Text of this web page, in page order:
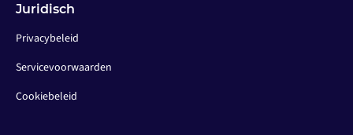
Juridisch
Privacybeleid
Servicevoorwaarden
Cookiebeleid